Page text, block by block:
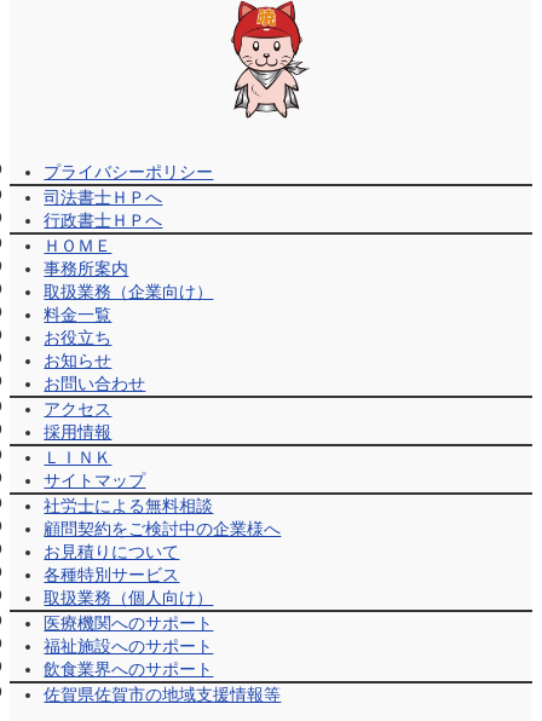
プライバシーポリシー
司法書士ＨＰへ
行政書士ＨＰへ
ＨＯＭＥ
事務所案内
取扱業務（企業向け）
料金一覧
お役立ち
お知らせ
お問い合わせ
アクセス
採用情報
ＬＩＮＫ
サイトマップ
社労士による無料相談
顧問契約をご検討中の企業様へ
お見積りについて
各種特別サービス
取扱業務（個人向け）
医療機関へのサポート
福祉施設へのサポート
飲食業界へのサポート
佐賀県佐賀市の地域支援情報等